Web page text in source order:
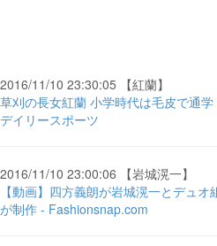
2016/11/10 23:30:05 【紅蘭】
草刈の長女紅蘭 小学時代は毛皮で通
デイリースポーツ
2016/11/10 23:00:06 【岩城滉一】
【動画】四方義朗が岩城滉一とデュ
が制作 - Fashionsnap.com